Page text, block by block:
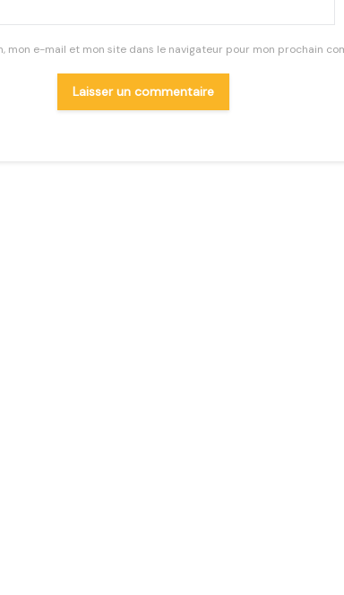
mon e-mail et mon site dans le navigateur pour mon prochain